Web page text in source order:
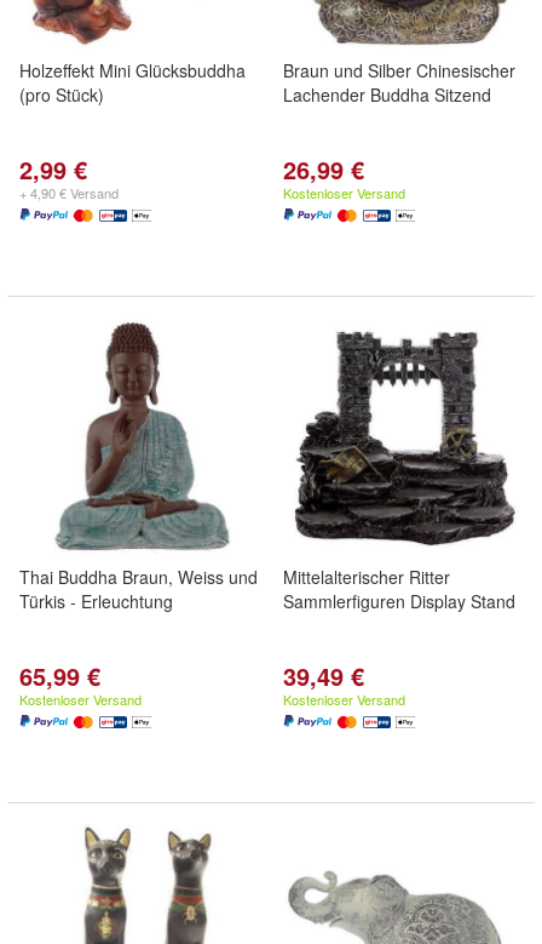
Holzeffekt Mini Glücksbuddha
(pro Stück)
2,99 €
+ 4,90 € Versand
Braun und Silber Chinesischer
Lachender Buddha Sitzend
26,99 €
Kostenloser Versand
Thai Buddha Braun, Weiss und
Türkis - Erleuchtung
65,99 €
Kostenloser Versand
Mittelalterischer Ritter
Sammlerfiguren Display Stand
39,49 €
Kostenloser Versand